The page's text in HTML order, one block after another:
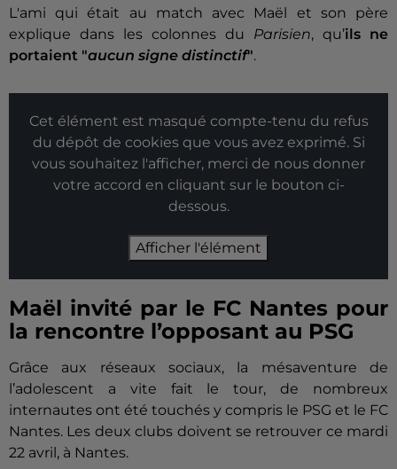
L'ami qui était au match avec Maël et son père
explique dans les colonnes du Parisien, qu’ils ne
portaient "aucun signe distinctif".
Cet élément est masqué compte-tenu du refus
du dépôt de cookies que vous avez exprimé. Si
vous souhaitez l'afficher, merci de nous donner
votre accord en cliquant sur le bouton ci-
dessous.
Afficher l'élément
Maël invité par le FC Nantes pour
la rencontre l’opposant au PSG
Grâce aux réseaux sociaux, la mésaventure de
l’adolescent a vite fait le tour, de nombreux
internautes ont été touchés y compris le PSG et le FC
Nantes. Les deux clubs doivent se retrouver ce mardi
22 avril, à Nantes.